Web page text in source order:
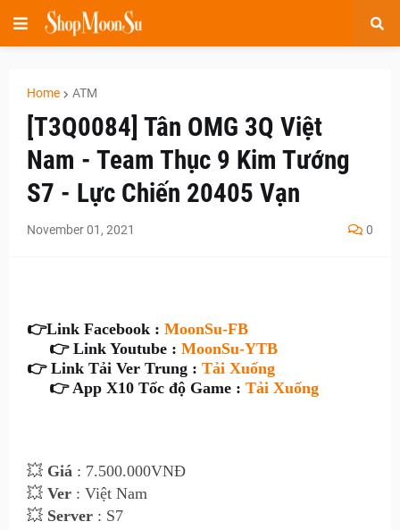
Home ATM
[T3Q0084] Tân OMG 3Q Việt
Nam - Team Thục 9 Kim Tướng
S7 - Lực Chiến 20405 Vạn
November 01, 2021 0
👉Link Facebook : MoonSu-FB
👉 Link Youtube : MoonSu-YTB
👉 Link Tải Ver Trung : Tải Xuống
👉 App X10 Tốc độ Game : Tải Xuống
💥 Giá : 7.500.000VNĐ
💥 Ver : Việt Nam
💥 Server : S7